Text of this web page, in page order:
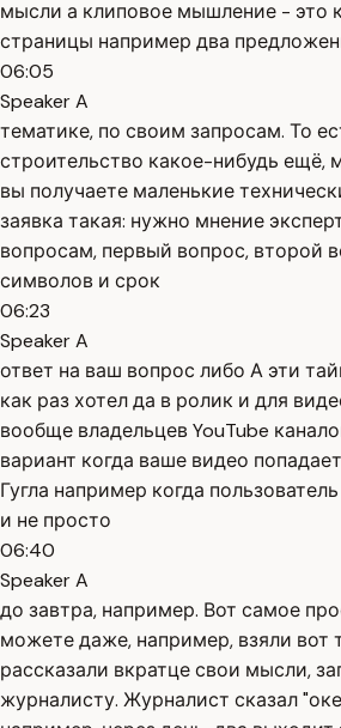
мысли а клиповое мышление - это
страницы например два
06:05
Speaker A
тематике, по своим запросам. То
строительство какое-нибудь ещё,
вы получаете маленькие
заявка такая: нужно мнение
вопросам, первый вопрос, второй
символов и срок
06:23
Speaker A
ответ на ваш вопрос либо А эти
как раз хотел да в ролик и для
вообще владельцев YouTube
вариант когда ваше видео
Гугла например когда
и не просто
06:40
Speaker A
до завтра, например. Вот самое
можете даже, например, взяли вот
рассказали вкратце свои мысли,
журналисту. Журналист сказал